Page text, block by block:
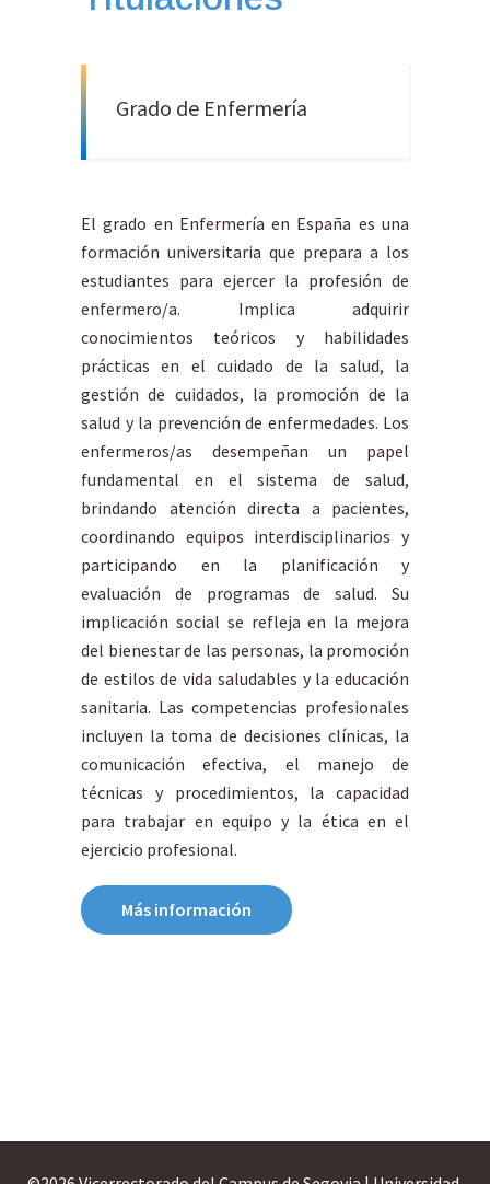
Grado de Enfermería
El grado en Enfermería en España es una
formación universitaria que prepara a los
estudiantes para ejercer la profesión de
enfermero/a. Implica adquirir
conocimientos teóricos y habilidades
prácticas en el cuidado de la salud, la
gestión de cuidados, la promoción de la
salud y la prevención de enfermedades. Los
enfermeros/as desempeñan un papel
fundamental en el sistema de salud,
brindando atención directa a pacientes,
coordinando equipos interdisciplinarios y
participando en la planificación y
evaluación de programas de salud. Su
implicación social se refleja en la mejora
del bienestar de las personas, la promoción
de estilos de vida saludables y la educación
sanitaria. Las competencias profesionales
incluyen la toma de decisiones clínicas, la
comunicación efectiva, el manejo de
técnicas y procedimientos, la capacidad
para trabajar en equipo y la ética en el
ejercicio profesional.
Más información